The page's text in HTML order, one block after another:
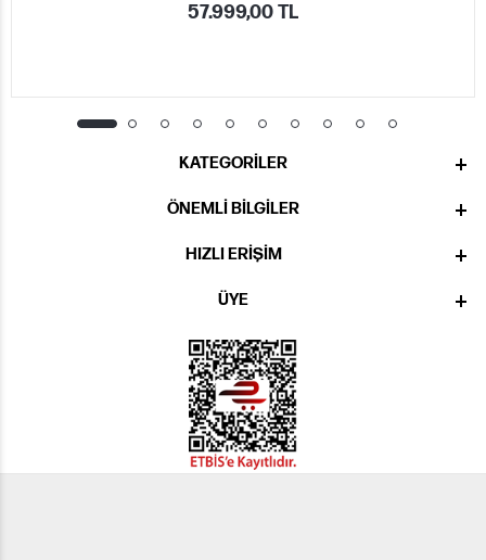
57.999,00 TL
KATEGORILER
ÖNEMLI BILGILER
HIZLI ERIŞIM
ÜYE